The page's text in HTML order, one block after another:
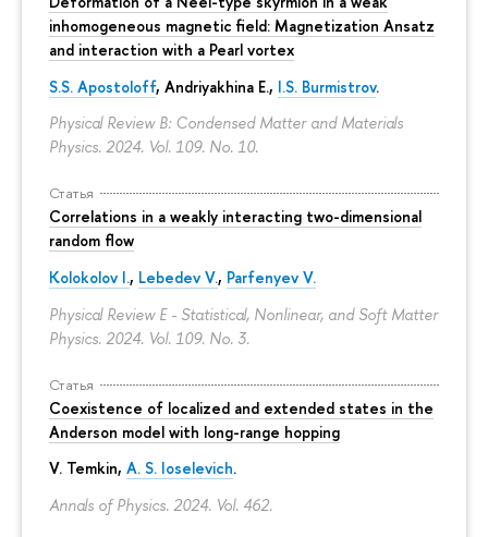
inhomogeneous magnetic field: Magnetization Ansatz
and interaction with a Pearl vortex
S.S. Apostoloff, Andriyakhina E., I.S. Burmistrov.
Physical Review B: Condensed Matter and Materials
Physics. 2024. Vol. 109. No. 10.
Статья
Correlations in a weakly interacting two-dimensional
random flow
Kolokolov I., Lebedev V., Parfenyev V.
Physical Review E - Statistical, Nonlinear, and Soft Matter
Physics. 2024. Vol. 109. No. 3.
Статья
Coexistence of localized and extended states in the
Anderson model with long-range hopping
V. Temkin, A. S. Ioselevich.
Annals of Physics. 2024. Vol. 462.